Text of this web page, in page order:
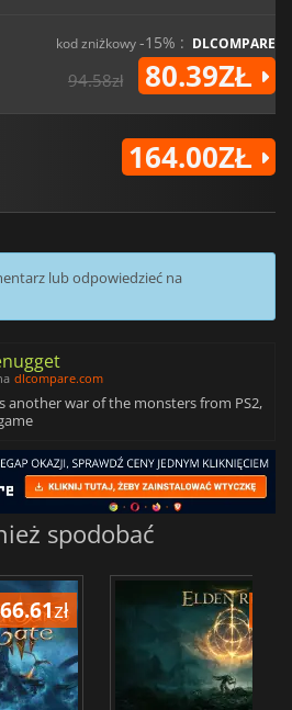
kod zniżkowy-15% : DLCOMPARE
94.58zł 80.39ZŁ
164.00ZŁ
lub odpowiedzieć na
dlcompare.com
another war of the monsters from PS2,
spodobać
zł